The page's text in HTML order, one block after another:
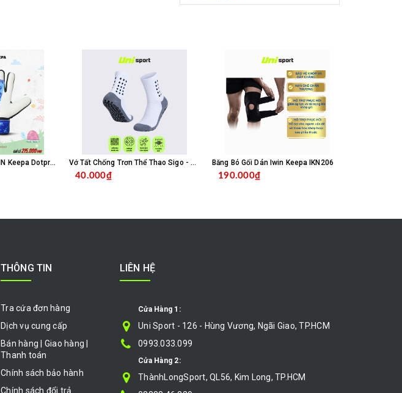
Găng Tay Thủ Môn IWIN Keepa Dotpro Xanh Biển Vớ Tất Chống Trơn Thể Thao Sigo - Trắng
40.000₫
Băng Bó Gối Dán Iwin Keepa IKN206
190.000₫
THÔNG TIN
Tra cứa đơn hàng
Dịch vụ cung cấp
Bán hàng | Giao hàng |
Thanh toán
Chính sách bảo hành
Chính sách đổi trả
LIÊN HỆ
Cửa Hàng 1:
Uni Sport - 126 - Hùng Vương, Ngãi Giao, TP.HCM
0993.033.099
Cửa Hàng 2:
ThànhLongSport, QL56, Kim Long, TP.HCM